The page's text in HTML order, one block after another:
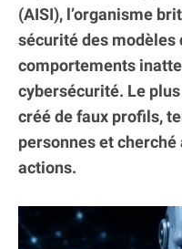
(AISI), l’organisme
sécurité des modèles
comportements
cybersécurité. Le plus
créé de faux profils,
personnes et
actions.